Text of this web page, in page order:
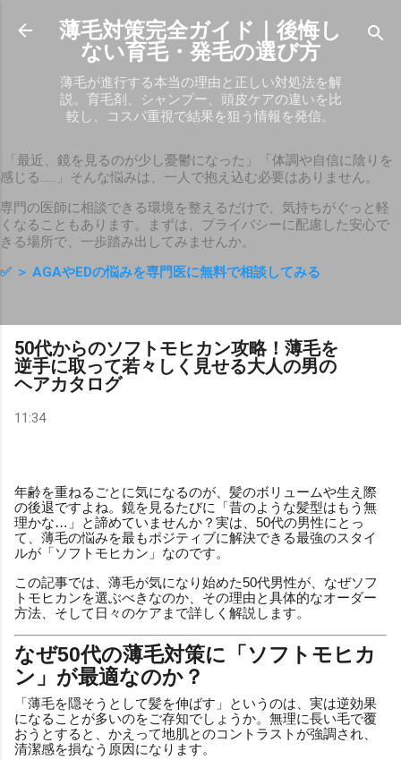
スキップしてメイン コンテンツに移動
薄毛対策完全ガイド｜後悔し
ない育毛・発毛の選び方
薄毛が進行する本当の理由と正しい対処法を解
説。育毛剤、シャンプー、頭皮ケアの違いを比
較し、コスパ重視で結果を狙う情報を発信。
「最近、鏡を見るのが少し憂鬱になった」「体調や自信に陰りを
感じる……」そんな悩みは、一人で抱え込む必要はありません。
専門の医師に相談できる環境を整えるだけで、気持ちがぐっと軽
くなることもあります。まずは、プライバシーに配慮した安心で
きる場所で、一歩踏み出してみませんか。
✅ ＞ AGAやEDの悩みを専門医に無料で相談してみる
50代からのソフトモヒカン攻略！薄毛を
逆手に取って若々しく見せる大人の男の
ヘアカタログ
11:34
年齢を重ねるごとに気になるのが、髪のボリュームや生え際
の後退ですよね。鏡を見るたびに「昔のような髪型はもう無
理かな…」と諦めていませんか？実は、50代の男性にとっ
て、薄毛の悩みを最もポジティブに解決できる最強のスタイ
ルが「ソフトモヒカン」なのです。
この記事では、薄毛が気になり始めた50代男性が、なぜソフ
トモヒカンを選ぶべきなのか、その理由と具体的なオーダー
方法、そして日々のケアまで詳しく解説します。
なぜ50代の薄毛対策に「ソフトモヒカ
ン」が最適なのか？
「薄毛を隠そうとして髪を伸ばす」というのは、実は逆効果
になることが多いのをご存知でしょうか。無理に長い毛で覆
おうとすると、かえって地肌とのコントラストが強調され、
清潔感を損なう原因になります。